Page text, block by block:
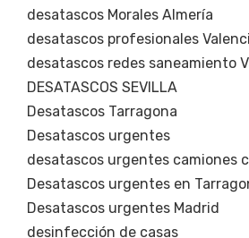
desatascos Morales Almería
desatascos profesionales
desatascos redes saneamiento
DESATASCOS SEVILLA
Desatascos Tarragona
Desatascos urgentes
desatascos urgentes camiones
Desatascos urgentes en
Desatascos urgentes Madrid
desinfección de casas